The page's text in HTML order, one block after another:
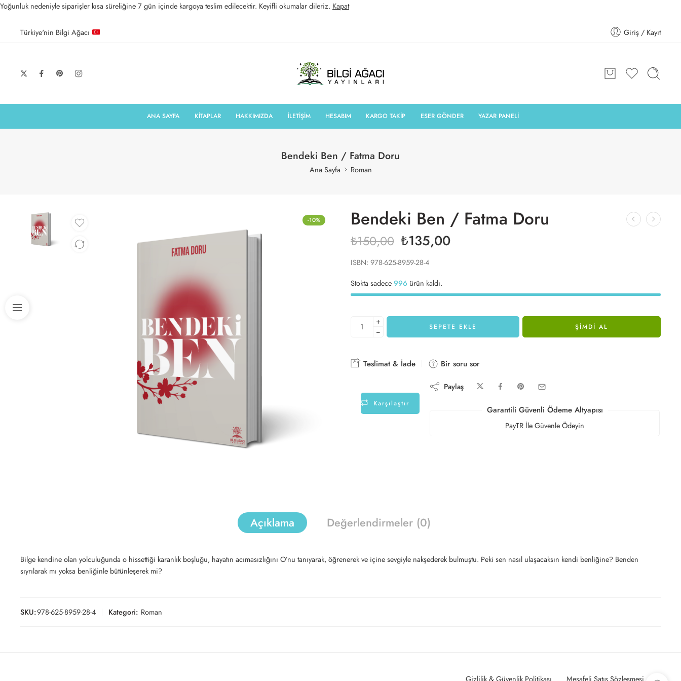
Yoğunluk nedeniyle siparişler kısa süreliğine 7 gün içinde kargoya teslim edilecektir. Keyifli okumalar dileriz. Kapat
Türkiye'nin Bilgi Ağacı Giriş / Kayıt
ANA SAYFA KİTAPLAR HAKKIMIZDA İLETİŞİM HESABIM KARGO TAKİP ESER GÖNDER YAZAR PANELİ
Bendeki Ben / Fatma Doru
Ana Sayfa Roman
-10% Bendeki Ben / Fatma Doru
₺150,00 ₺135,00
ISBN: 978-625-8959-28-4
Stokta sadece996 ürün kaldı.
+
−
SEPETE EKLE ŞIMDI AL
Teslimat & İade Bir soru sor
Karşılaştır
Paylaş
Garantili Güvenli Ödeme Altyapısı
PayTR İle Güvenle Ödeyin
Açıklama Değerlendirmeler (0)
Bilge kendine olan yolculuğunda o hissettiği karanlık boşluğu, hayatın acımasızlığını O’nu tanıyarak, öğrenerek ve içine sevgiyle nakşederek bulmuştu. Peki sen nasıl ulaşacaksın kendi benliğine? Benden
sıyrılarak mı yoksa benliğinle bütünleşerek mi?
SKU:978-625-8959-28-4 Kategori: Roman
Gizlilik & Güvenlik Politikası Mesafeli Satış Sözleşmesi